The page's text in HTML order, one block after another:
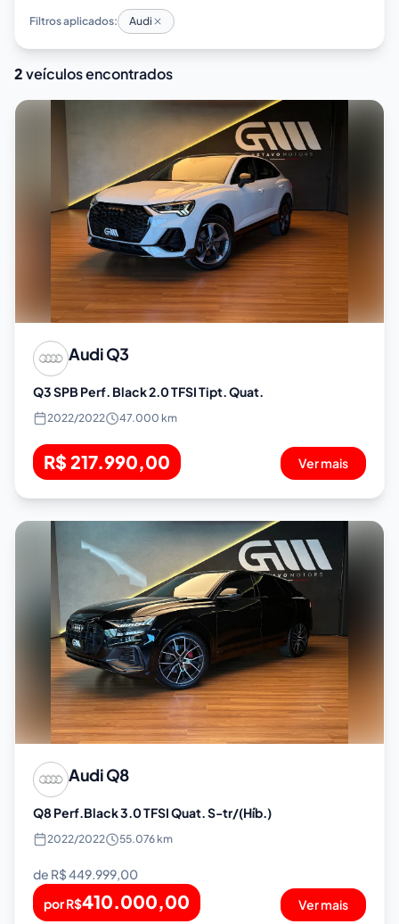
Filtros aplicados: Audi
2veículos encontrados
AudiQ3
Q3 SPB Perf. Black 2.0 TFSI Tipt. Quat.
2022/2022 47.000 km
R$ 217.990,00 Ver mais
AudiQ8
Q8 Perf.Black 3.0 TFSI Quat. S-tr/(Híb.)
2022/2022 55.076 km
de R$449.999,00
por R$410.000,00 Ver mais